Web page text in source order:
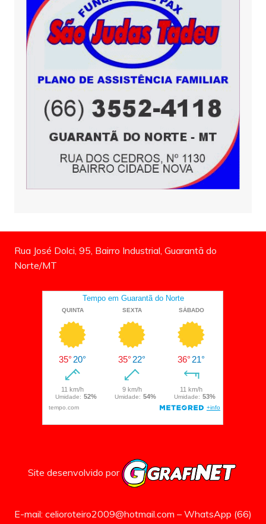
Rua José Dolci, 95, Bairro Industrial, Guarantã do
Norte/MT
Site desenvolvido por
E-mail: celioroteiro2009@hotmail.com – WhatsApp (66)